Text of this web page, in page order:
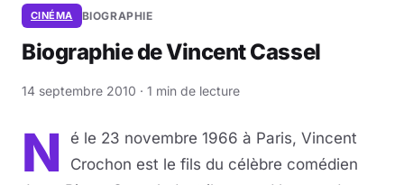
Cinéma
Séries
Manga
BD
CINÉMA BIOGRAPHIE
Biographie de Vincent Cassel
14 septembre 2010 · 1 min de lecture
N
é le 23 novembre 1966 à Paris, Vincent
Crochon est le fils du célèbre comédien